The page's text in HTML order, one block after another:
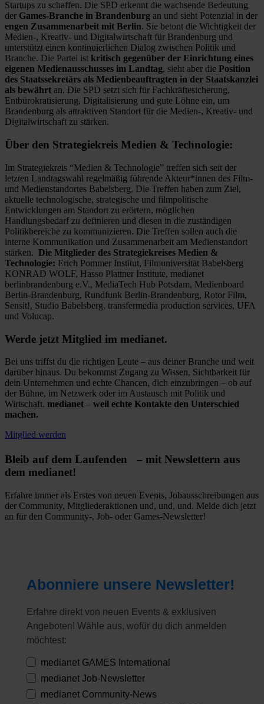
Startups zu schaffen. Die SPD erkennt die wachsende Bedeutung
der Games-Branche in Brandenburg an und sieht Potenzial in der
engen Zusammenarbeit mit Berlin. Sie betont die Wichtigkeit der
Medien-, Kreativ- und Digitalwirtschaft für Brandenburg und
unterstützt einen kontinuierlichen Dialog zwischen Politik und
Branche. Die Partei ist kritisch gegenüber der Einrichtung eines
eigenen Medienausschusses im Landtag, sieht aber die Position
des Staatssekretärs als Medienbeauftragten in der Staatskanzlei
als bewährt an. Die SPD setzt sich für Fachkräftesicherung,
Entbürokratisierung, Digitalisierung und gute Löhne ein, um
Brandenburg als attraktiven Standort für die Medien-, Kreativ- und
Digitalwirtschaft zu stärken.
Über den Strategiekreis Medien & Technologie:
Im Strategiekreis “Medien & Technologie” treffen sich seit der
letzten Landtagswahl regelmäßig führende Akteur*innen des Film-
und Medienstandortes Babelsberg. Die Treffen haben zum Ziel,
aktuelle technologische, strategische und filmpolitische
Entwicklungen am Standort zu erörtern, möglichen
Handlungsbedarf zu definieren und diesen in die zuständigen
Politikbereiche zu kommunizieren. Die Treffen sollen auch die
interne Kommunikation und Zusammenarbeit am Medienstandort
stärken. Die Mitglieder des Strategiekreises Medien &
Technologie: Erich Pommer Institut, Filmuniversität Babelsberg
KONRAD WOLF, Hasso Plattner Institute, medianet
berlinbrandenburg e.V., MediaTech Hub Potsdam, Medienboard
Berlin-Brandenburg, Rundfunk Berlin-Brandenburg, Rotor Film,
Sensit!, Studio Babelsberg, transfermedia production services, UFA
und Volucap.
Werde jetzt Mitglied im medianet.
Bei uns triffst du die richtigen Leute – aus deiner Branche und weit
darüber hinaus. Du bekommst Zugang zu Wissen, Sichtbarkeit für
dein Unternehmen und echte Chancen, dich einzubringen – ob auf
der Bühne, im Netzwerk oder im Austausch mit Politik und
Wirtschaft. medianet – weil echte Kontakte den Unterschied
machen.
Mitglied werden
Bleib auf dem Laufenden – mit Newslettern aus
dem medianet!
Erfahre immer als Erstes von neuen Events, Jobausschreibungen aus
der Community, Mitgliederaktionen und, und, und. Melde dich jetzt
an für den Community-, Job- oder Games-Newsletter!
Abonniere unsere Newsletter!
Erfahre direkt von neuen Events & exklusiven
Angeboten! Wähle aus, wofür du dich anmelden
möchtest:
medianet GAMES International
medianet Job-Newsletter
medianet Community-News